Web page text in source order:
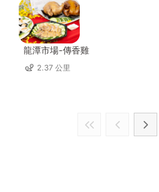
龍潭市場-傳香雞
2.37 公里